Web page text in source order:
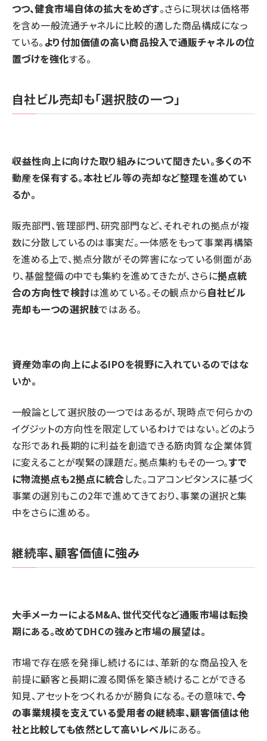
つつ、健食市場自体の拡大をめざす。さらに現状は価格帯
を含め一般流通チャネルに比較的適した商品構成になっ
ている。 より付加価値の高い商品投入で通販チャネルの位
置づけを強化する。
自社ビル売却も「選択肢の一つ」
――収益性向上に向けた取り組みについて聞きたい。多くの不
動産を保有する。本社ビル等の売却など整理を進めてい
るか。
販売部門、管理部門、研究部門など、それぞれの拠点が複
数に分散しているのは事実だ。一体感をもって事業再構築
を進める上で、拠点分散がその弊害になっている側面があ
り、基盤整備の中でも集約を進めてきたが、さらに拠点統
合の方向性で検討は進めている。その観点から自社ビル
売却も一つの選択肢ではある。
――資産効率の向上によるIPOを視野に入れているのではな
いか。
一般論として選択肢の一つではあるが、現時点で何らかの
イグジットの方向性を限定しているわけではない。どのよう
な形であれ長期的に利益を創造できる筋肉質な企業体質
に変えることが喫緊の課題だ。拠点集約もその一つ。すで
に物流拠点も2拠点に統合した。コアコンピタンスに基づく
事業の選別もこの2年で進めてきており、事業の選択と集
中をさらに進める。
継続率、顧客価値に強み
――大手メーカーによるM&A、世代交代など通販市場は転換
期にある。改めてDHCの強みと市場の展望は。
市場で存在感を発揮し続けるには、革新的な商品投入を
前提に顧客と長期に渡る関係を築き続けることができる
知見、アセットをつくれるかが勝負になる。その意味で、今
の事業規模を支えている愛用者の継続率、顧客価値は他
社と比較しても依然として高いレベルにある。